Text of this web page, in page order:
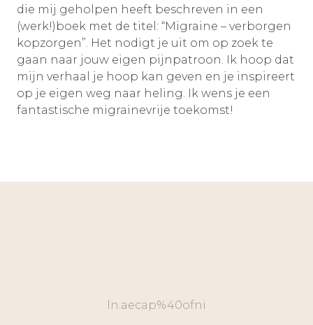
die mij geholpen heeft beschreven in een
(werk!)boek met de titel: “Migraine – verborgen
kopzorgen”. Het nodigt je uit om op zoek te
gaan naar jouw eigen pijnpatroon. Ik hoop dat
mijn verhaal je hoop kan geven en je inspireert
op je eigen weg naar heling. Ik wens je een
fantastische migrainevrije toekomst!
ln.aecap%40ofni